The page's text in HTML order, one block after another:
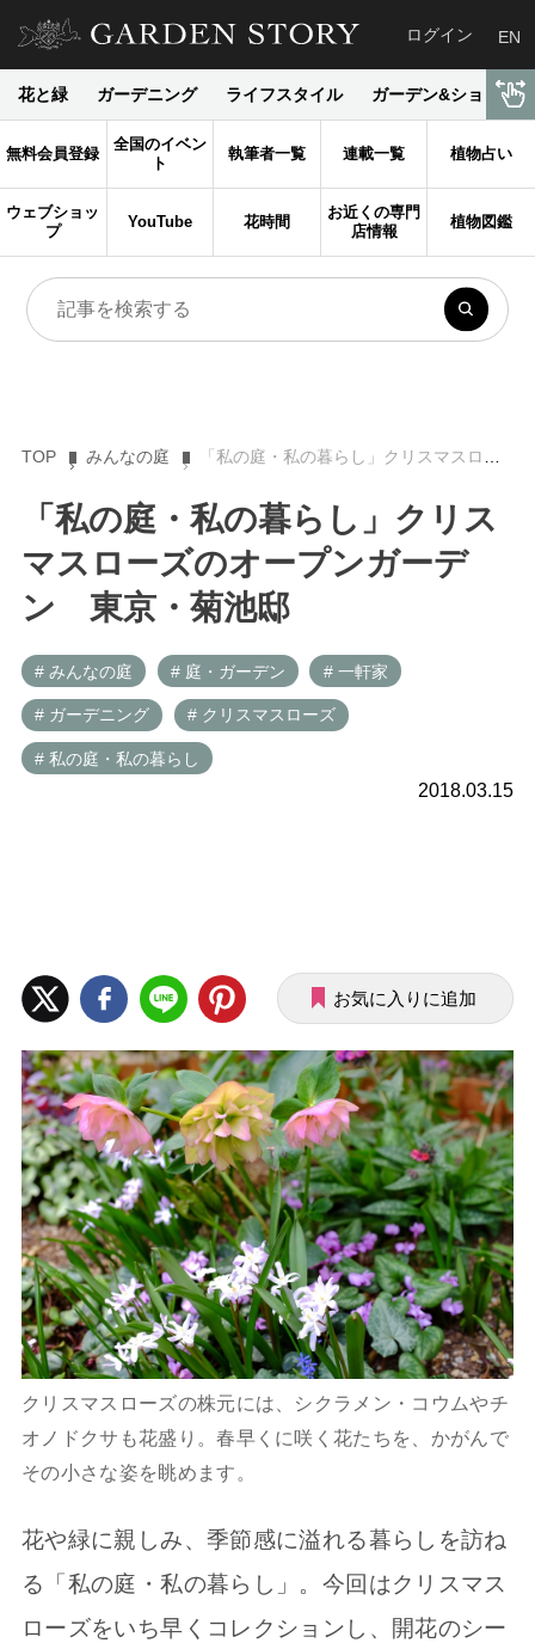
ログイン EN
花と緑 ガーデニング ライフスタイル ガーデン&ショップ
無料会員登録
全国のイベン
ト
執筆者一覧 連載一覧 植物占い
ウェブショッ
プ
YouTube 花時間
お近くの専門
店情報
植物図鑑
TOP みんなの庭 「私の庭・私の暮らし」クリスマスローズのオープンガーデン 東京・菊池邸
「私の庭・私の暮らし」クリス
マスローズのオープンガーデ
ン 東京・菊池邸
# みんなの庭 # 庭・ガーデン # 一軒家
# ガーデニング # クリスマスローズ
# 私の庭・私の暮らし
2018.03.15
お気に入りに追加
クリスマスローズの株元には、シクラメン・コウムやチ
オノドクサも花盛り。春早くに咲く花たちを、かがんで
その小さな姿を眺めます。
花や緑に親しみ、季節感に溢れる暮らしを訪ね
る「私の庭・私の暮らし」。今回はクリスマス
ローズをいち早くコレクションし、開花のシー